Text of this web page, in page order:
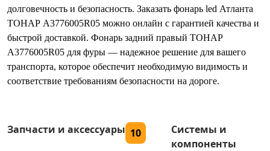
долговечность и безопасность. Заказать фонарь led Атланта
ТОНАР А3776005R05 можно онлайн с гарантией качества и
быстрой доставкой. Фонарь задний правый ТОНАР
А3776005R05 для фуры — надежное решение для вашего
транспорта, которое обеспечит необходимую видимость и
соответствие требованиям безопасности на дороге.
Запчасти и аксессуары 10
Системы и
компоненты